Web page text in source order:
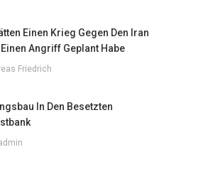
Einen Krieg Gegen Den Iran
Angriff Geplant Habe
Friedrich
In Den Besetzten